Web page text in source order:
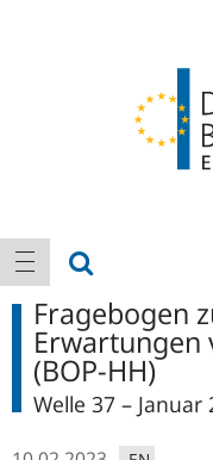
Hauptnavigation
Navigation
Fragebogen
Erwartungen
(BOP-HH)
Welle 37 – Januar